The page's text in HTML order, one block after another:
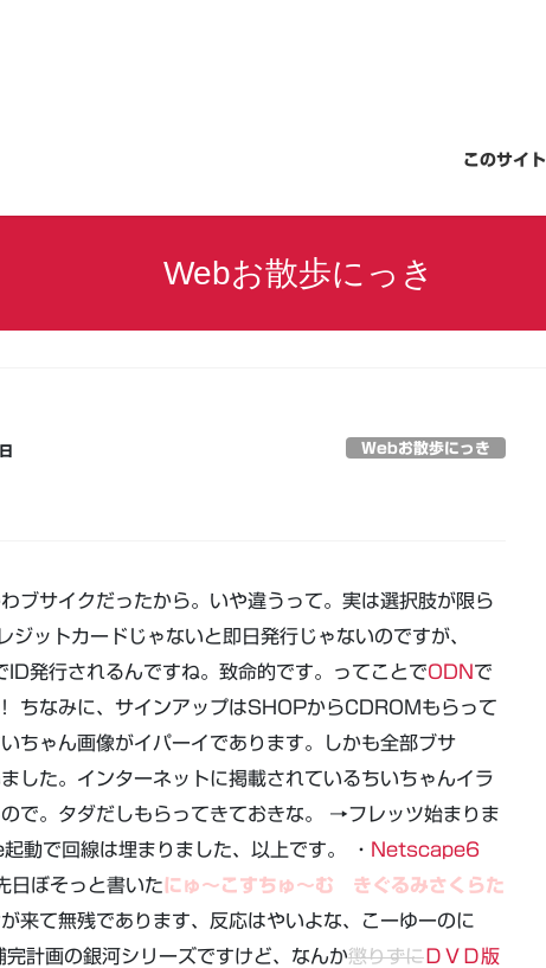
このサイト
Webお散歩にっき
Webお散歩にっき
ブサイクだったから。いや違うって。実は選択肢が限ら
ットカードじゃないと即日発行じゃないのですが、
発行されるんですね。致命的です。ってことでODN で
ちなみに、サインアップはSHOPからCDROMもらって
ちゃん画像がイパーイであります。しかも全部ブサ
た。インターネットに掲載されているちいちゃんイラ
で。タダだしもらってきておきな。 →フレッツ始まりま
動で回線は埋まりました、以上です。 ・ Netscape6
日ぼそっと書いた にゅ～こすちゅ～む きぐるみさくらた
来て無残であります、反応はやいよな、こーゆーのに
計画の銀河シリーズですけど、なんか懲りずに ＤＶＤ版